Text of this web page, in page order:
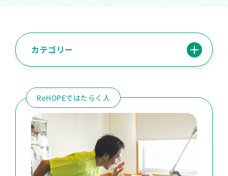
カテゴリー
ReHOPEではたらく人